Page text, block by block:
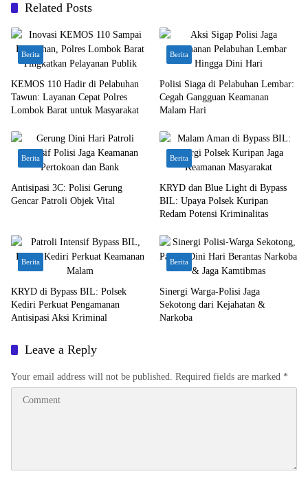
Related Posts
Berita
KEMOS 110 Hadir di Pelabuhan
Tawun: Layanan Cepat Polres
Lombok Barat untuk Masyarakat
Berita
Polisi Siaga di Pelabuhan Lembar:
Cegah Gangguan Keamanan
Malam Hari
Berita
Antisipasi 3C: Polisi Gerung
Gencar Patroli Objek Vital
Berita
KRYD dan Blue Light di Bypass
BIL: Upaya Polsek Kuripan
Redam Potensi Kriminalitas
Berita
KRYD di Bypass BIL: Polsek
Kediri Perkuat Pengamanan
Antisipasi Aksi Kriminal
Berita
Sinergi Warga-Polisi Jaga
Sekotong dari Kejahatan &
Narkoba
Leave a Reply
Your email address will not be published. Required fields are marked *